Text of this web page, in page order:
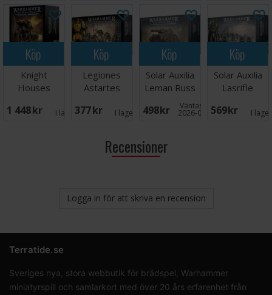
Köp
Knight
Houses
Knight
1 448 SEK I lager: 2
Köp
Legiones
Astartes
Command
377 SEK I lager: 2
Köp
Solar Auxilia
Leman Russ
Assault Tank
498 SEK Väntas in:
2026-08-21
Köp
Solar Auxilia
Lasrifle
569 SEK I
Recensioner
Logga in för att skriva en recension
Terratide.se
Sveriges nya, stora webbutik för brädspel, Warhammer
miniatyrspill och samlarkort med över 20 års erfarenhet från